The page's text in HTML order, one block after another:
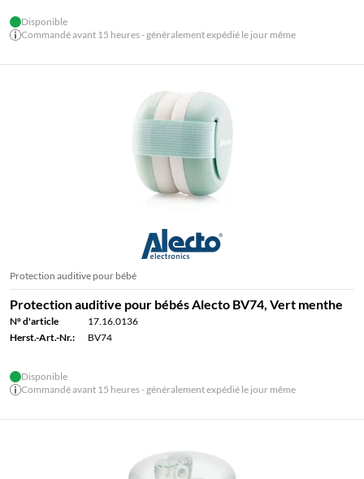
Disponible
Commandé avant 15 heures - généralement expédié le jour même
Protection auditive pour bébé
Protection auditive pour bébés Alecto BV74, Vert menthe
N° d'article
17.16.0136
Herst.-Art.-Nr.:
BV74
Disponible
Commandé avant 15 heures - généralement expédié le jour même